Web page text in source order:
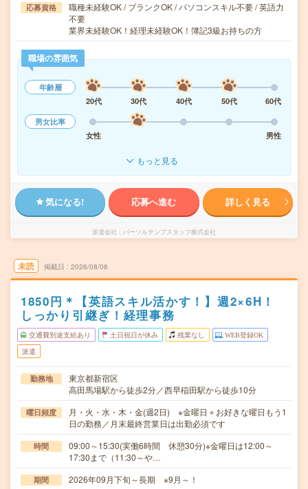
応募資格
職種未経験OK / ブランクOK / パソコンスキル不要 / 英語力
不要
業界未経験OK！経理未経験OK！簿記3級お持ちの方
職場の雰囲気
年齢層
20代
30代 40代 50代
60代
男女比率
女性
男性
もっと見る
気になる! 応募へ進む 詳しく見る
派遣会社 パーソルテンプスタッフ株式会社
未読 掲載日 2026/08/06
1850円＊【英語スキル活かす！】週2×6H！
しっかり引継ぎ！経理事務
交通費別途支給あり 土日祝日が休み 残業なし WEB登録OK
派遣
勤務地
東京都新宿区
高田馬場駅から徒歩2分／西早稲田駅から徒歩10分
曜日頻度
月・火・水・木・金(週2日) ※金曜日＋お好きな曜日もう1
日の勤務／月末最終営業日は出勤必須です
時間
09:00～15:30(実働6時間 休憩30分)※金曜日は12:00～
17:30まで（11:30～や…
期間 2026年09月下旬～長期 ※9月～！